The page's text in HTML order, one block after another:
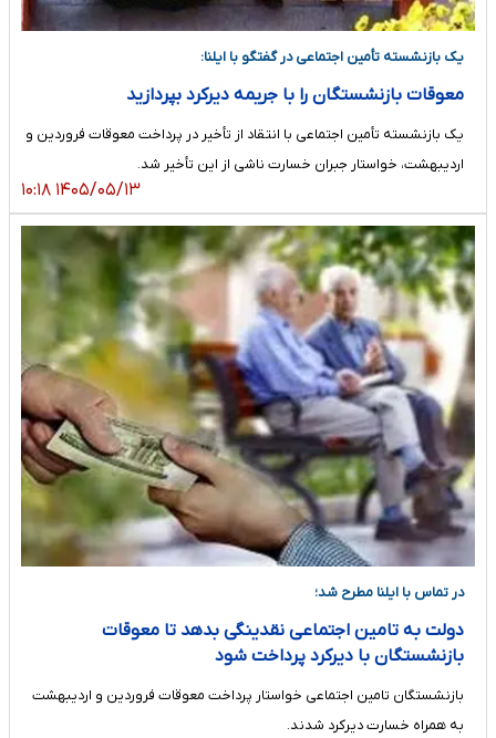
یک بازنشسته تأمین اجتماعی در گفتگو با ایلنا:
معوقات بازنشستگان را با جریمه دیرکرد بپردازید
یک بازنشسته تأمین اجتماعی با انتقاد از تأخیر در پرداخت معوقات فروردین و
اردیبهشت، خواستار جبران خسارت ناشی از این تأخیر شد.
۱۴۰۵/۰۵/۱۳ ۱۰:۱۸
در تماس با ایلنا مطرح شد؛
دولت به تامین اجتماعی نقدینگی بدهد تا معوقات
بازنشستگان با دیرکرد پرداخت شود
بازنشستگان تامین اجتماعی خواستار پرداخت معوقات فروردین و اردیبهشت
به همراه خسارت دیرکرد شدند.